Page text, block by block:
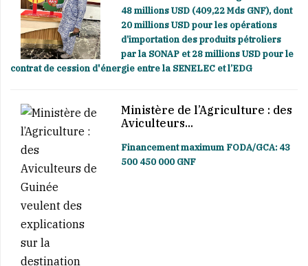
48 millions USD (409,22 Mds GNF), dont
20 millions USD pour les opérations
d’importation des produits pétroliers
par la SONAP et 28 millions USD pour le
contrat de cession d'énergie entre la SENELEC et l’EDG
Ministère de l’Agriculture : des
Aviculteurs...
Financement maximum FODA/GCA: 43
500 450 000 GNF